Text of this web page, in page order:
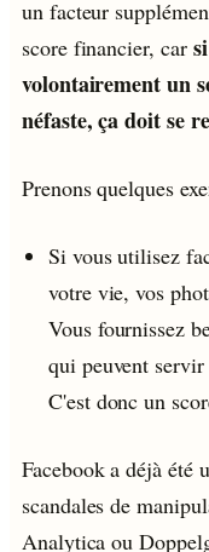
un facteur
score financier, car
volontairement un
néfaste, ça doit se
Prenons quelques
Si vous utilisez
votre vie, vos
Vous fournissez
qui peuvent
C'est donc un
Facebook a déjà été
scandales de
Analytica ou